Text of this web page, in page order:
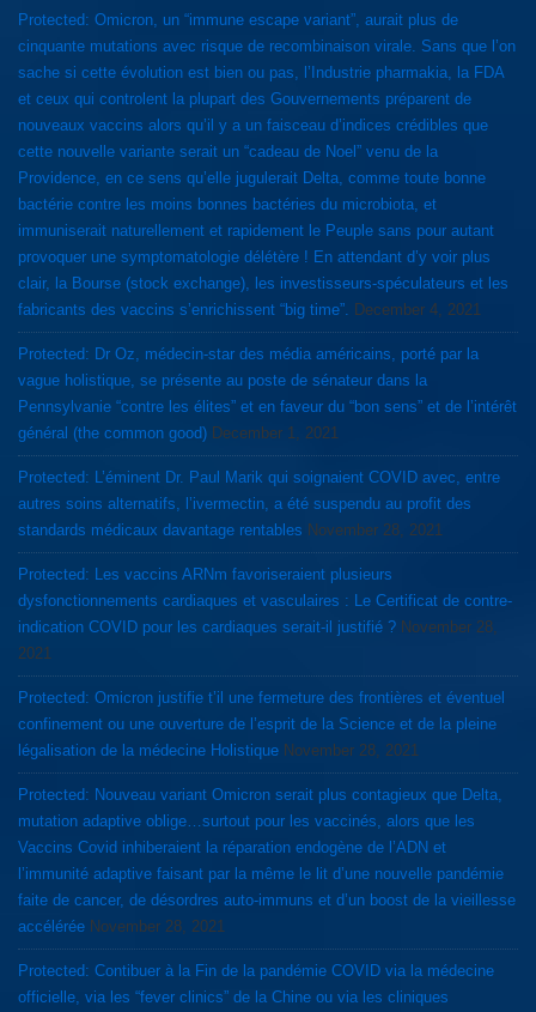
Protected: Omicron, un “immune escape variant”, aurait plus de
cinquante mutations avec risque de recombinaison virale. Sans que l’on
sache si cette évolution est bien ou pas, l’Industrie pharmakia, la FDA
et ceux qui controlent la plupart des Gouvernements préparent de
nouveaux vaccins alors qu’il y a un faisceau d’indices crédibles que
cette nouvelle variante serait un “cadeau de Noel” venu de la
Providence, en ce sens qu’elle jugulerait Delta, comme toute bonne
bactérie contre les moins bonnes bactéries du microbiota, et
immuniserait naturellement et rapidement le Peuple sans pour autant
provoquer une symptomatologie délétère ! En attendant d’y voir plus
clair, la Bourse (stock exchange), les investisseurs-spéculateurs et les
fabricants des vaccins s’enrichissent “big time”. December 4, 2021
Protected: Dr Oz, médecin-star des média américains, porté par la
vague holistique, se présente au poste de sénateur dans la
Pennsylvanie “contre les élites” et en faveur du “bon sens” et de l’intérêt
général (the common good) December 1, 2021
Protected: L’éminent Dr. Paul Marik qui soignaient COVID avec, entre
autres soins alternatifs, l’ivermectin, a été suspendu au profit des
standards médicaux davantage rentables November 28, 2021
Protected: Les vaccins ARNm favoriseraient plusieurs
dysfonctionnements cardiaques et vasculaires : Le Certificat de contre-
indication COVID pour les cardiaques serait-il justifié ? November 28,
2021
Protected: Omicron justifie t’il une fermeture des frontières et éventuel
confinement ou une ouverture de l’esprit de la Science et de la pleine
légalisation de la médecine Holistique November 28, 2021
Protected: Nouveau variant Omicron serait plus contagieux que Delta,
mutation adaptive oblige…surtout pour les vaccinés, alors que les
Vaccins Covid inhiberaient la réparation endogène de l’ADN et
l’immunité adaptive faisant par la même le lit d’une nouvelle pandémie
faite de cancer, de désordres auto-immuns et d’un boost de la vieillesse
accélérée November 28, 2021
Protected: Contibuer à la Fin de la pandémie COVID via la médecine
officielle, via les “fever clinics” de la Chine ou via les cliniques